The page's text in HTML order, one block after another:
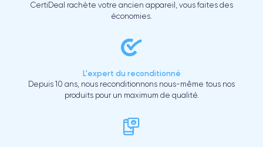
CertiDeal rachète votre ancien appareil, vous faites des
économies.
L'expert du reconditionné
Depuis 10 ans, nous reconditionnons nous-même tous nos
produits pour un maximum de qualité.